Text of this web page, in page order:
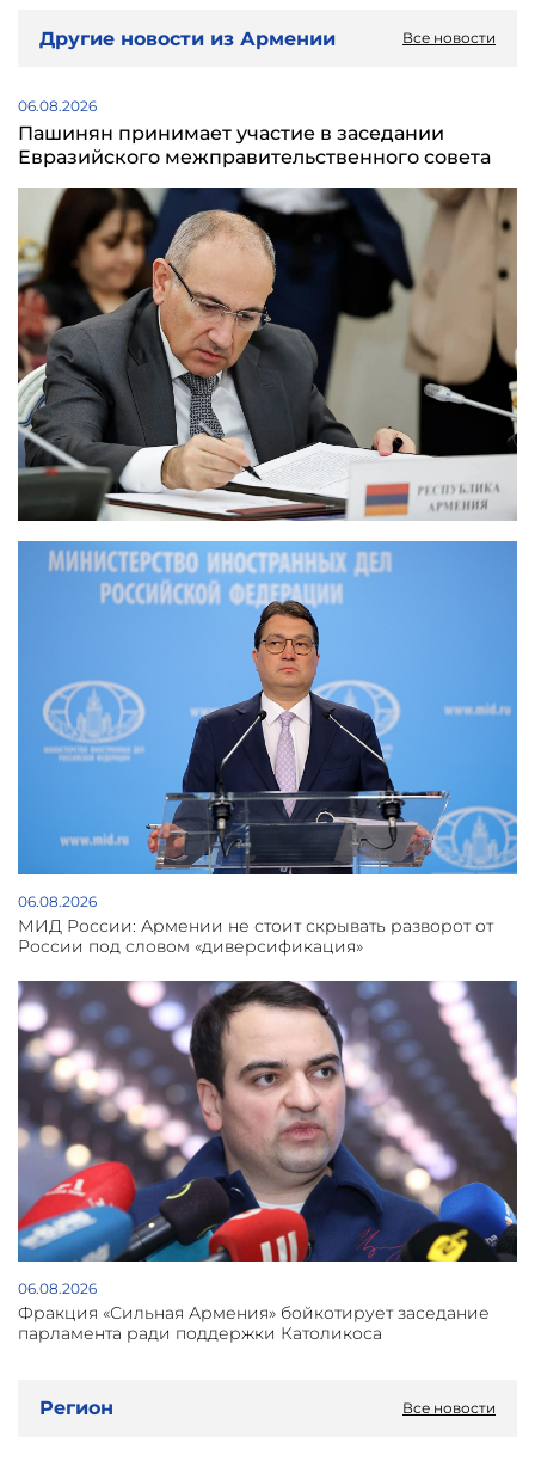
Другие новости из Армении Все новости
06.08.2026
Пашинян принимает участие в заседании
Евразийского межправительственного совета
06.08.2026
МИД России: Армении не стоит скрывать разворот от
России под словом «диверсификация»
06.08.2026
Фракция «Сильная Армения» бойкотирует заседание
парламента ради поддержки Католикоса
Регион Все новости